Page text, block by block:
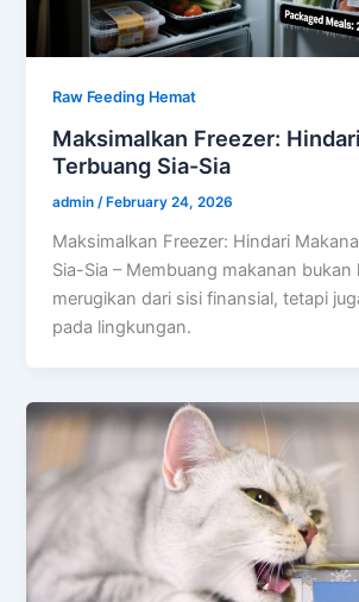
Raw Feeding Hemat
Maksimalkan Freezer:
Terbuang Sia-Sia
admin/ February 24, 2026
Maksimalkan Freezer: Hindari
Sia-Sia – Membuang makanan bukan
merugikan dari sisi finansial, tetapi
pada lingkungan.